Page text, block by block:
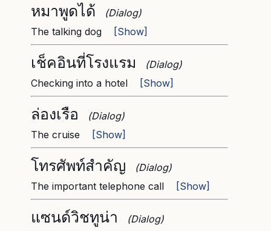
หมาพูดได้
(Dialog)
The talking dog
[Show]
เช็คอินที่โรงแรม
(Dialog)
Checking into a hotel
[Show]
ล่องเรือ
(Dialog)
The cruise
[Show]
โทรศัพท์สำคัญ
(Dialog)
The important telephone call
[Show]
แซนด์วิชทูน่า
(Dialog)